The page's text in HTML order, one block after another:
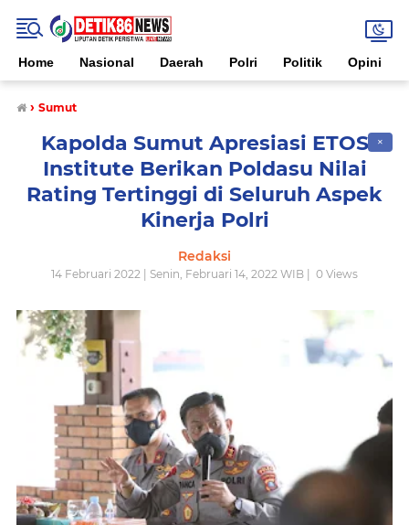
Home Nasional Daerah Polri Politik Opini
› Sumut
✕
Kapolda Sumut Apresiasi ETOS
Institute Berikan Poldasu Nilai
Rating Tertinggi di Seluruh Aspek
Kinerja Polri
Redaksi
14 Februari 2022 | Senin, Februari 14, 2022 WIB | 0 Views